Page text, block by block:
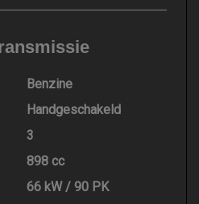
Benzine
Handgeschakeld
3
898 cc
66 kW / 90 PK